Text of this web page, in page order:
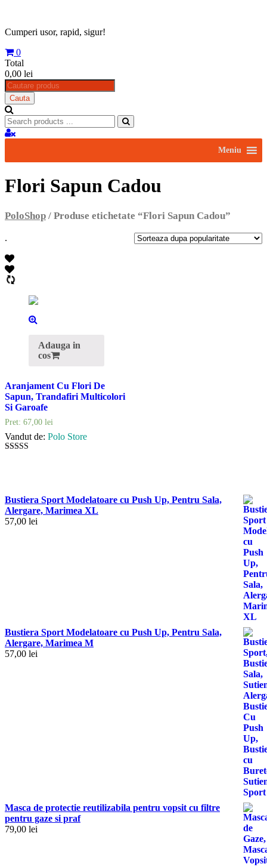
content
Cumperi usor, rapid, sigur!
0
Total
0,00 lei
Products
search
Cauta
Search
for:
Meniu
Flori Sapun Cadou
PoloShop / Produse etichetate “Flori Sapun Cadou”
.
Adauga in
cos
Aranjament Cu Flori De
Sapun, Trandafiri Multicolori
Si Garoafe
Pret: 67,00 lei
Vandut de: Polo Store
Bustiera Sport Modelatoare cu Push Up, Pentru Sala,
Alergare, Marimea XL
57,00 lei
Bustiera Sport Modelatoare cu Push Up, Pentru Sala,
Alergare, Marimea M
57,00 lei
Masca de protectie reutilizabila pentru vopsit cu filtre
pentru gaze si praf
79,00 lei